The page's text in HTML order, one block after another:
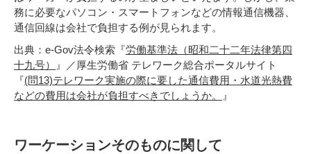
務に必要なパソコン・スマートフォンなどの情報通信機器、
通信回線は会社で負担する例が見られます。
出典：e-Gov法令検索『労働基準法（昭和二十二年法律第四
十九号）
』／厚生労働省 テレワーク総合ポータルサイト
『(問13)テレワーク実施の際に要した通信費用・水道光熱費
などの費用は会社が負担すべきでしょうか。
』
ワーケーションそのものに関して